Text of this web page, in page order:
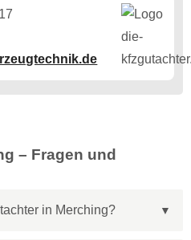
– Fragen und
in Merching?